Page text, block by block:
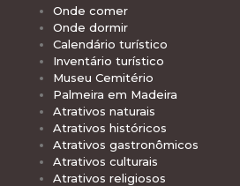
Onde comer
Onde dormir
Calendário turístico
Inventário turístico
Museu Cemitério
Palmeira em Madeira
Atrativos naturais
Atrativos históricos
Atrativos gastronômicos
Atrativos culturais
Atrativos religiosos